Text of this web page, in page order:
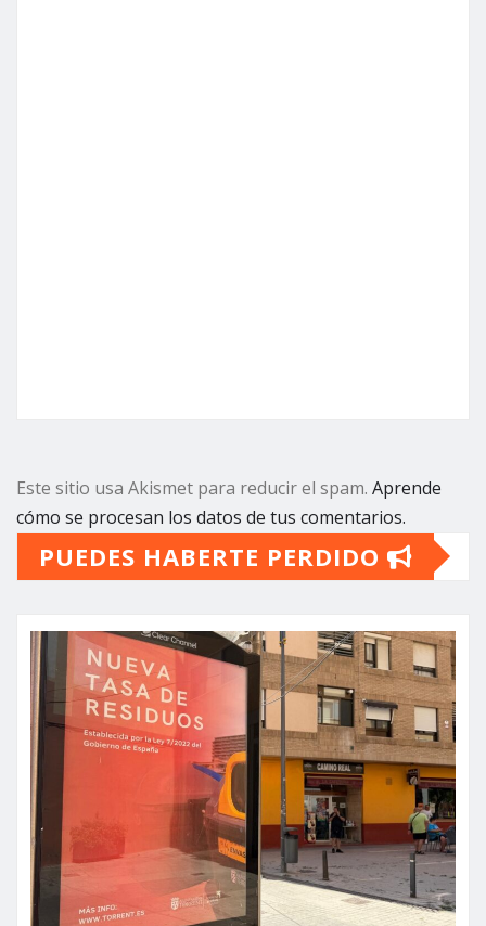
Este sitio usa Akismet para reducir el spam. Aprende
cómo se procesan los datos de tus comentarios.
PUEDES HABERTE PERDIDO